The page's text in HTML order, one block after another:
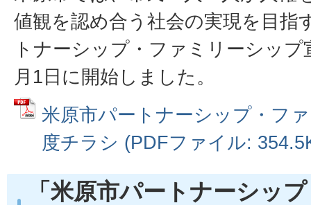
値観を認め合う社会の実現を目指
トナーシップ・ファミリーシッ
月1日に開始しました。
米原市パートナーシップ・フ
度チラシ (PDFファイル:
「米原市パートナーシッ